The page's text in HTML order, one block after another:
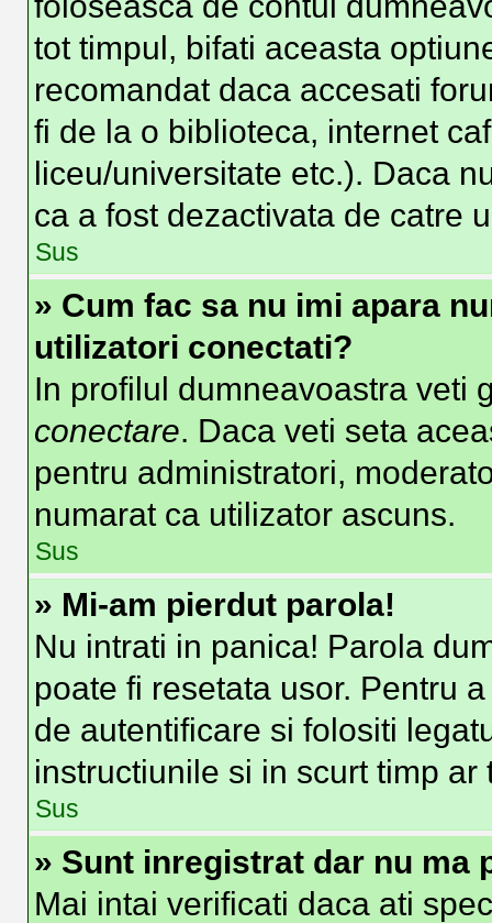
tot timpul, bifati aceasta
recomandat daca accesati
fi de la o biblioteca, internet
liceu/universitate etc.). Daca
ca a fost dezactivata de catre
Sus
» Cum fac sa nu imi apara
utilizatori conectati?
In profilul dumneavoastra veti
conectare. Daca veti seta
pentru administratori,
numarat ca utilizator ascuns.
Sus
» Mi-am pierdut parola!
Nu intrati in panica! Parola
poate fi resetata usor. Pentru
de autentificare si folositi
instructiunile si in scurt timp
Sus
» Sunt inregistrat dar nu ma
Mai intai verificati daca ati